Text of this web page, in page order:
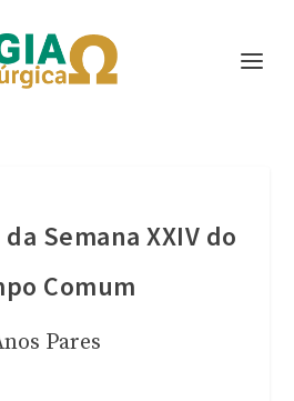
Semana XXIV do
Comum
Pares